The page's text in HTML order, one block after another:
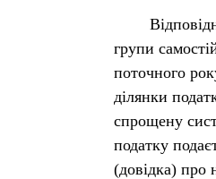
Відповідно
групи
поточного
ділянки
спрощену
податку
(довідка) про